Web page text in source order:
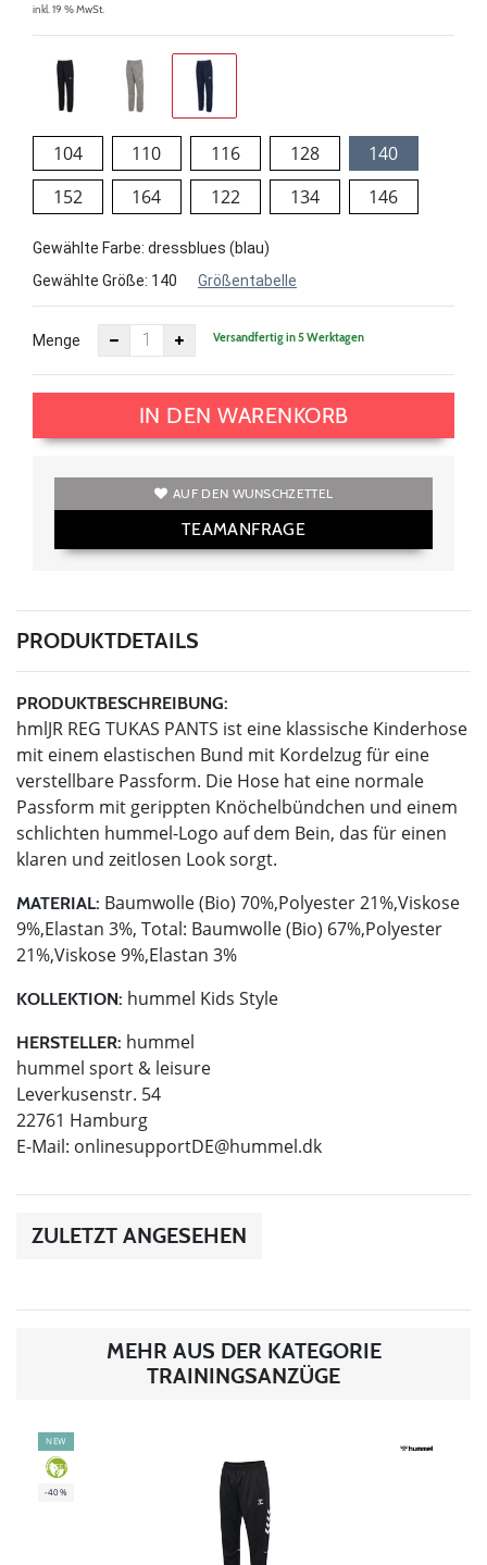
inkl. 19 % MwSt.
104 110 116 128
140
152
164 122 134 146
Gewählte Farbe: dressblues (blau)
Gewählte Größe: 140 Größentabelle
Menge Versandfertig in 5 Werktagen
IN DEN WARENKORB
AUF DEN WUNSCHZETTEL
TEAMANFRAGE
PRODUKTDETAILS
PRODUKTBESCHREIBUNG:
hmlJR REG TUKAS PANTS ist eine klassische Kinderhose
mit einem elastischen Bund mit Kordelzug für eine
verstellbare Passform. Die Hose hat eine normale
Passform mit gerippten Knöchelbündchen und einem
schlichten hummel-Logo auf dem Bein, das für einen
klaren und zeitlosen Look sorgt.
MATERIAL: Baumwolle (Bio) 70%,Polyester 21%,Viskose
9%,Elastan 3%, Total: Baumwolle (Bio) 67%,Polyester
21%,Viskose 9%,Elastan 3%
KOLLEKTION: hummel Kids Style
HERSTELLER: hummel
hummel sport & leisure
Leverkusenstr. 54
22761 Hamburg
E-Mail: onlinesupportDE@hummel.dk
ZULETZT ANGESEHEN
MEHR AUS DER KATEGORIE
TRAININGSANZÜGE
NEW
GREEN
-40%